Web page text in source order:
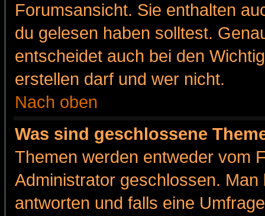
Forumsansicht. Sie enthalten
du gelesen haben solltest.
entscheidet auch bei den
erstellen darf und wer nicht.
Nach oben
Was sind geschlossene
Themen werden entweder vom
Administrator geschlossen.
antworten und falls eine